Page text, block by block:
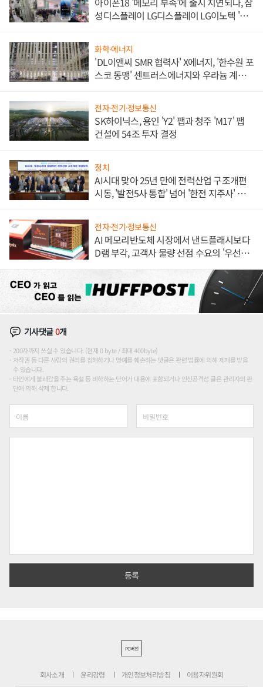
성디스플레이 LG디스플레이 LG이노텍 '탈
화학·에너지
'DL이앤씨 SMR 협력사' X에너지, '한수원 포
스코 동맹' 센트러스에너지와 우라늄 계약
전자·전기·정보통신
SK하이닉스, 용인 'Y2' 팹과 청주 'M17' 팹
건설에 54조 투자 결정
정치
AI시대 맞아 25년 만에 전력산업 구조개편
시동, '발전5사 통합' 넘어 '한전 지주사' 재편
전자·전기·정보통신
AI 메모리반도체 시장에서 낸드플래시보다
D램 부각, 고객사 물량 선점 수요의 '우선순
기사댓글0개
200자까지 쓰실 수 있습니다. (현재 0 byte / 최대 400byte)
저작권 등 다른 사람의 권리를 침해하거나 명예를 훼손하는 댓글은 관련 법률에 의해 제재를 받을
수 있습니다.
타인에게 불쾌감을 주는 욕설 등 비하하는 단어가 내용에 포함되거나 인신공격성 글은 관리자의 판
단에 의해 삭제 합니다.
PC버전
회사소개 윤리강령 개인정보처리방침 이용자위원회